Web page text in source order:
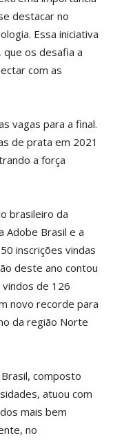
destacar no
Essa iniciativa
os desafia a
com as
vagas para a final.
de prata em 2021
a força
brasileiro da
Adobe Brasil e a
inscrições vindas
deste ano contou
de 126
novo recorde para
da região Norte
composto
atuou com
mais bem
no